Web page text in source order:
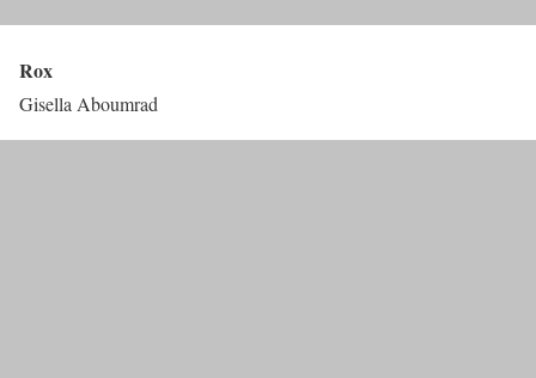
Rox
Gisella Aboumrad